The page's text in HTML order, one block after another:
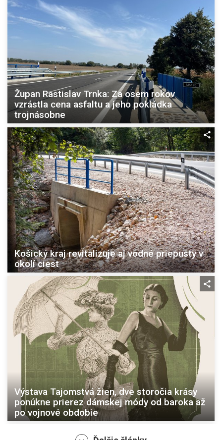
Župan Rastislav Trnka: Za osem rokov
vzrástla cena asfaltu a jeho pokládka
trojnásobne
Košický kraj revitalizuje aj vodné priepusty v
okolí ciest
Výstava Tajomstvá žien, dve storočia krásy
ponúkne prierez dámskej módy od baroka až
po vojnové obdobie